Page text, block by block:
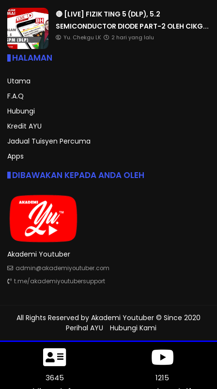
🔴 [LIVE] FIZIK TING 5 (DLP), 5.2
SEMICONDUCTOR DIODE PART-2 OLEH CIKG...
Yu. Chekgu LK 2 hari yang lalu
HALAMAN
Utama
F.A.Q
Hubungi
Kredit AYU
Jadual Tuisyen Percuma
Apps
DIBAWAKAN KEPADA ANDA OLEH
Akademi Youtuber
admin@akademiyoutuber.com
t.me/akademiyoutubersupport
All Rights Reserved by Akademi Youtuber © Since 2020
Perihal AYU
Hubungi Kami
4098 1312